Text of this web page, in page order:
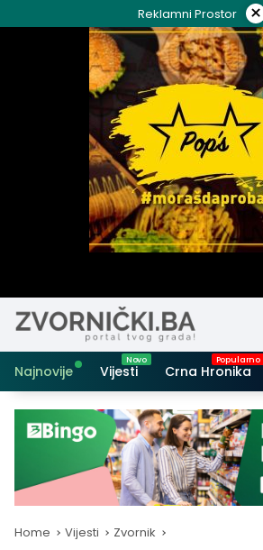
to
Reklamni Prostor ×
Najnovije Vijesti Crna Hronika
Home Vijesti Zvornik